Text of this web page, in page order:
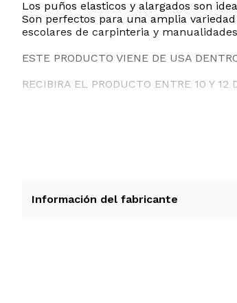
Los puños elasticos y alargados son
Son perfectos para una amplia
escolares de carpinteria y
ESTE PRODUCTO VIENE DE USA
RECIBIRA EL PRODUCTO ENTRE 10 Y 12
Información del fabricante